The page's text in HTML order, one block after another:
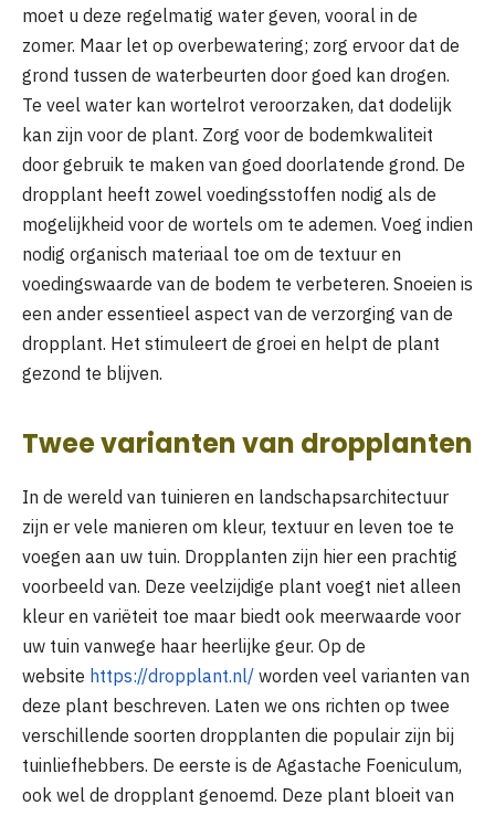
moet u deze regelmatig water geven, vooral in de
zomer. Maar let op overbewatering; zorg ervoor dat de
grond tussen de waterbeurten door goed kan drogen.
Te veel water kan wortelrot veroorzaken, dat dodelijk
kan zijn voor de plant. Zorg voor de bodemkwaliteit
door gebruik te maken van goed doorlatende grond. De
dropplant heeft zowel voedingsstoffen nodig als de
mogelijkheid voor de wortels om te ademen. Voeg indien
nodig organisch materiaal toe om de textuur en
voedingswaarde van de bodem te verbeteren. Snoeien is
een ander essentieel aspect van de verzorging van de
dropplant. Het stimuleert de groei en helpt de plant
gezond te blijven.
Twee varianten van dropplanten
In de wereld van tuinieren en landschapsarchitectuur
zijn er vele manieren om kleur, textuur en leven toe te
voegen aan uw tuin. Dropplanten zijn hier een prachtig
voorbeeld van. Deze veelzijdige plant voegt niet alleen
kleur en variëteit toe maar biedt ook meerwaarde voor
uw tuin vanwege haar heerlijke geur. Op de
website https://dropplant.nl/ worden veel varianten van
deze plant beschreven. Laten we ons richten op twee
verschillende soorten dropplanten die populair zijn bij
tuinliefhebbers. De eerste is de Agastache Foeniculum,
ook wel de dropplant genoemd. Deze plant bloeit van